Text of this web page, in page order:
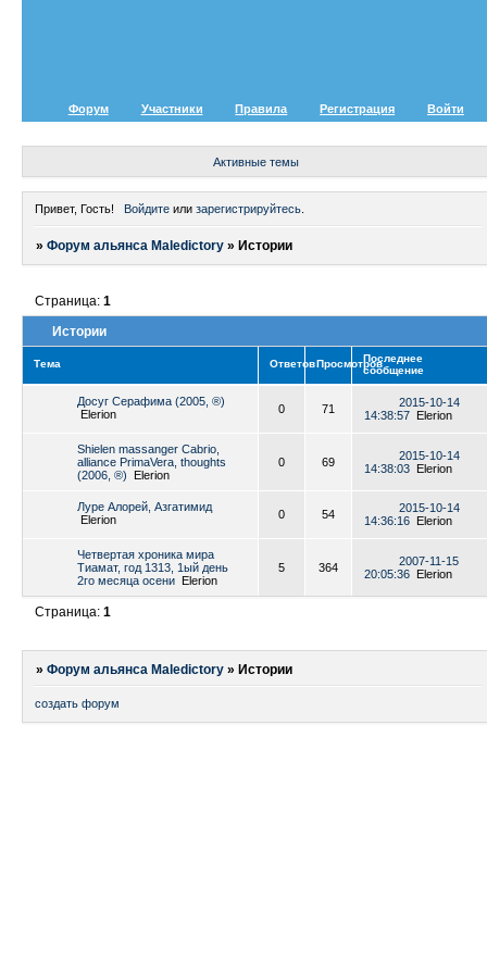
Форум Участники Правила Регистрация Войти
Активные темы
Привет, Гость! Войдитеили зарегистрируйтесь.
»Форум альянса Maledictory » Истории
Истории
Страница:1
Тема ОтветовПросмотровПоследнее
сообщение
Досуг Серафима (2005, ®)
Elerion
0 71
2015-10-14
14:38:57 Elerion
Shielen massanger Cabrio,
alliance PrimaVera, thoughts
(2006, ®)
Elerion
0 69
2015-10-14
14:38:03 Elerion
Луре Алорей, Азгатимид
Elerion
0 54
2015-10-14
14:36:16 Elerion
Четвертая хроника мира
Тиамат, год 1313, 1ый день
2го месяца осени Elerion
5 364
2007-11-15
20:05:36 Elerion
Страница:1
»Форум альянса Maledictory »Истории
создать форум